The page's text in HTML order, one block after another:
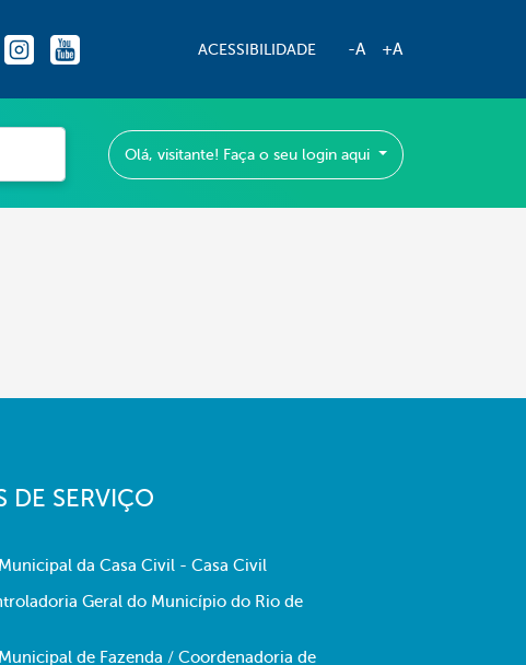
ACESSIBILIDADE -A +A
Olá, visitante! Faça o seu login aqui
DE SERVIÇO
da Casa Civil - Casa Civil
Geral do Município do Rio de
de Fazenda / Coordenadoria de